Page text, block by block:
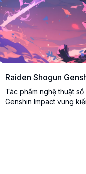
Raiden Shogun
Tác phẩm nghệ thuật
Genshin Impact vung